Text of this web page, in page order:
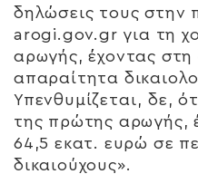
δηλώσεις τους στην
arogi.gov.gr για τη
αρωγής, έχοντας
απαραίτητα
Υπενθυμίζεται, δε,
της πρώτης αρωγής,
64,5 εκατ. ευρώ σε
δικαιούχους».